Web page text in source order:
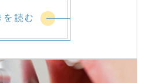
を読む